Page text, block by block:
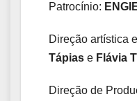
Patrocínio:
Direção artística
Tápias e Flávia
Direção de